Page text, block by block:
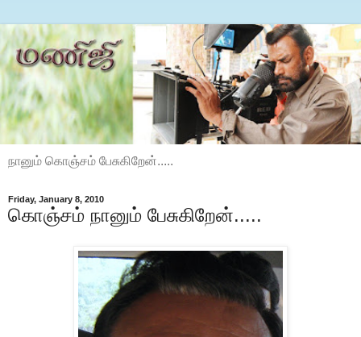
நானும் கொஞ்சம் பேசுகிறேன்.....
Friday, January 8, 2010
கொஞ்சம் நானும் பேசுகிறேன்.....